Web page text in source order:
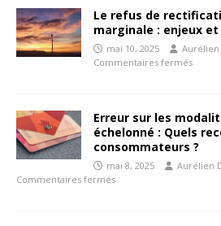
Le refus de
marginale : enjeux
mai 10, 2025
Aurélien
Commentaires fermés
Erreur sur les
échelonné : Quels
consommateurs ?
mai 8, 2025
Aurélien
Commentaires fermés